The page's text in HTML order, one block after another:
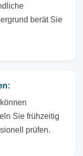
berät Sie
Sie frühzeitig
prüfen.